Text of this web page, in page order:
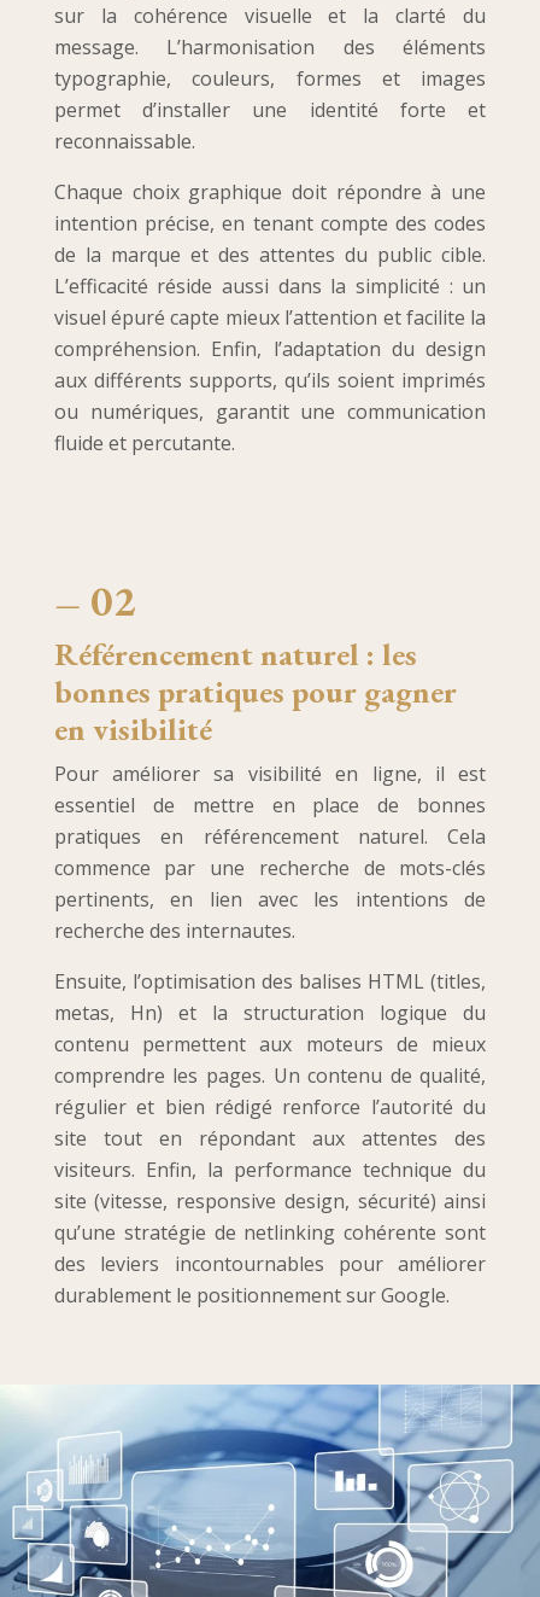
sur la cohérence visuelle et la clarté du
message. L’harmonisation des éléments
typographie, couleurs, formes et images
permet d’installer une identité forte et
reconnaissable.
Chaque choix graphique doit répondre à une
intention précise, en tenant compte des codes
de la marque et des attentes du public cible.
L’efficacité réside aussi dans la simplicité : un
visuel épuré capte mieux l’attention et facilite la
compréhension. Enfin, l’adaptation du design
aux différents supports, qu’ils soient imprimés
ou numériques, garantit une communication
fluide et percutante.
– 02
Référencement naturel : les
bonnes pratiques pour gagner
en visibilité
Pour améliorer sa visibilité en ligne, il est
essentiel de mettre en place de bonnes
pratiques en référencement naturel. Cela
commence par une recherche de mots-clés
pertinents, en lien avec les intentions de
recherche des internautes.
Ensuite, l’optimisation des balises HTML (titles,
metas, Hn) et la structuration logique du
contenu permettent aux moteurs de mieux
comprendre les pages. Un contenu de qualité,
régulier et bien rédigé renforce l’autorité du
site tout en répondant aux attentes des
visiteurs. Enfin, la performance technique du
site (vitesse, responsive design, sécurité) ainsi
qu’une stratégie de netlinking cohérente sont
des leviers incontournables pour améliorer
durablement le positionnement sur Google.